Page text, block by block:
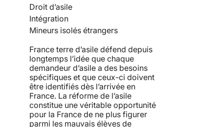
Droit d’asile
Intégration
Mineurs isolés étrangers
France terre d’asile défend depuis
longtemps l’idée que chaque
demandeur d’asile a des besoins
spécifiques et que ceux-ci doivent
être identifiés dès l’arrivée en
France. La réforme de l’asile
constitue une véritable opportunité
pour la France de ne plus figurer
parmi les mauvais élèves de